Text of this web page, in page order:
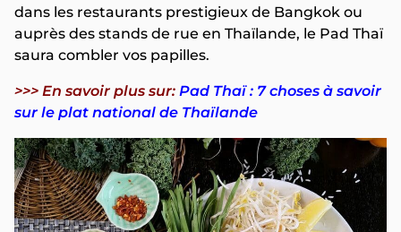
dans les restaurants prestigieux de Bangkok ou
auprès des stands de rue en Thaïlande, le Pad Thaï
saura combler vos papilles.
>>> En savoir plus sur: Pad Thaï : 7 choses à savoir
sur le plat national de Thaïlande